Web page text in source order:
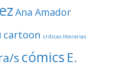
Ana Amador
cartoon críticas literarias
s cómics E.